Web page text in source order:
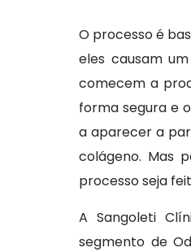
O processo é
eles causam
comecem a
forma segura e
a aparecer a
colágeno. Mas
processo seja
A Sangoleti
segmento de